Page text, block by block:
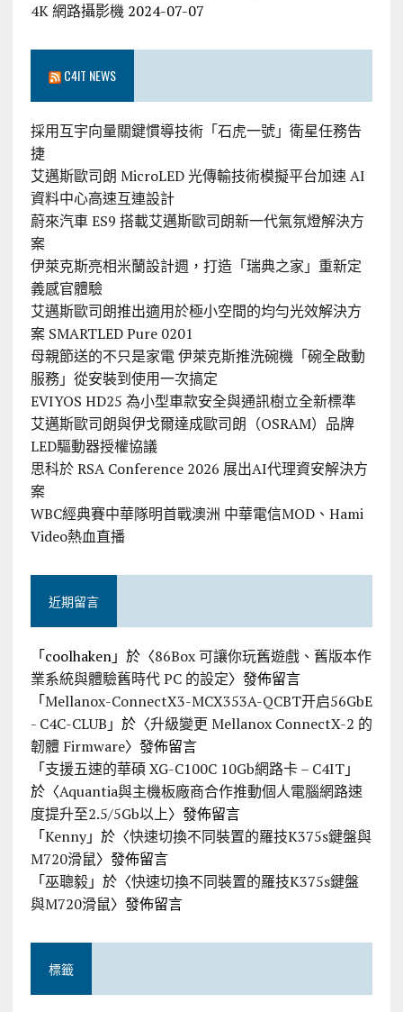
4K 網路攝影機 2024-07-07
C4IT NEWS
採用互宇向量關鍵慣導技術「石虎一號」衛星任務告
捷
艾邁斯歐司朗 MicroLED 光傳輸技術模擬平台加速 AI
資料中心高速互連設計
蔚來汽車 ES9 搭載艾邁斯歐司朗新一代氣氛燈解決方
案
伊萊克斯亮相米蘭設計週，打造「瑞典之家」重新定
義感官體驗
艾邁斯歐司朗推出適用於極小空間的均勻光效解決方
案 SMARTLED Pure 0201
母親節送的不只是家電 伊萊克斯推洗碗機「碗全啟動
服務」從安裝到使用一次搞定
EVIYOS HD25 為小型車款安全與通訊樹立全新標準
艾邁斯歐司朗與伊戈爾達成歐司朗（OSRAM）品牌
LED驅動器授權協議
思科於 RSA Conference 2026 展出AI代理資安解決方
案
WBC經典賽中華隊明首戰澳洲 中華電信MOD、Hami
Video熱血直播
近期留言
「coolhaken」於〈86Box 可讓你玩舊遊戲、舊版本作
業系統與體驗舊時代 PC 的設定〉發佈留言
「Mellanox-ConnectX3-MCX353A-QCBT开启56GbE
- C4C-CLUB 」於〈升級變更 Mellanox ConnectX-2 的
韌體 Firmware〉發佈留言
「支援五速的華碩 XG-C100C 10Gb網路卡 – C4IT」
於〈Aquantia與主機板廠商合作推動個人電腦網路速
度提升至2.5/5Gb以上〉發佈留言
「Kenny」於〈快速切換不同裝置的羅技K375s鍵盤與
M720滑鼠〉發佈留言
「巫聰毅」於〈快速切換不同裝置的羅技K375s鍵盤
與M720滑鼠〉發佈留言
標籤